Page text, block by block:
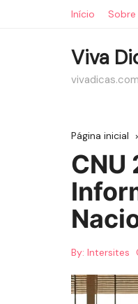
Início Sobre
Viva
vivadicas.com
Página inicial
CNU
By: Intersites